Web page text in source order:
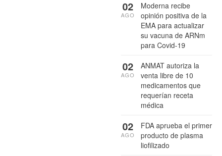
Moderna recibe
opinión positiva de la
EMA para actualizar
su vacuna de ARNm
para Covid-19
02
AGO
ANMAT autoriza la
venta libre de 10
medicamentos que
requerían receta
médica
02
AGO
FDA aprueba el primer
producto de plasma
liofilizado
02
AGO